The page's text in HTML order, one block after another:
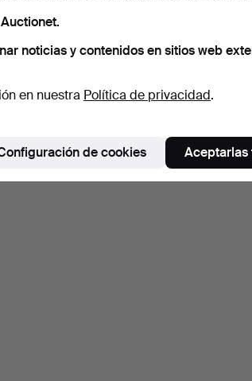
noticias y contenidos en sitios web
en nuestra Política de privacidad.
de cookies Aceptarlas